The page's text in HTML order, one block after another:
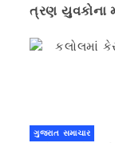
ત્રણ યુવકોના
ગુજરાત સમાચાર